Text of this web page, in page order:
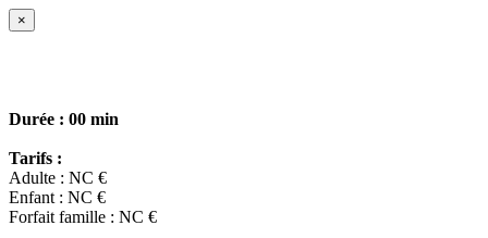
×
Durée : 00 min
Tarifs :
Adulte : NC €
Enfant : NC €
Forfait famille : NC €